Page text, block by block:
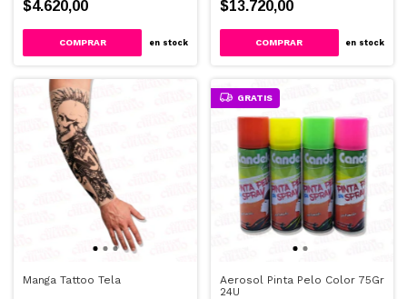
$4.620,00
en stock
$13.720,00
en stock
Manga Tattoo Tela
GRATIS
Aerosol Pinta Pelo Color 75Gr
24U